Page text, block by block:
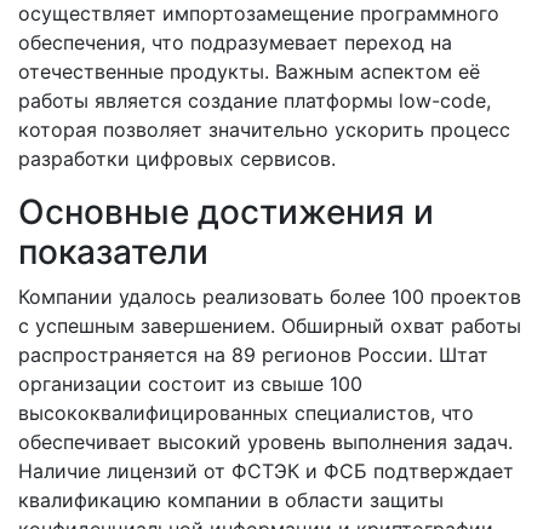
осуществляет импортозамещение программного
обеспечения, что подразумевает переход на
отечественные продукты. Важным аспектом её
работы является создание платформы low-code,
которая позволяет значительно ускорить процесс
разработки цифровых сервисов.
Основные достижения и
показатели
Компании удалось реализовать более 100 проектов
с успешным завершением. Обширный охват работы
распространяется на 89 регионов России. Штат
организации состоит из свыше 100
высококвалифицированных специалистов, что
обеспечивает высокий уровень выполнения задач.
Наличие лицензий от ФСТЭК и ФСБ подтверждает
квалификацию компании в области защиты